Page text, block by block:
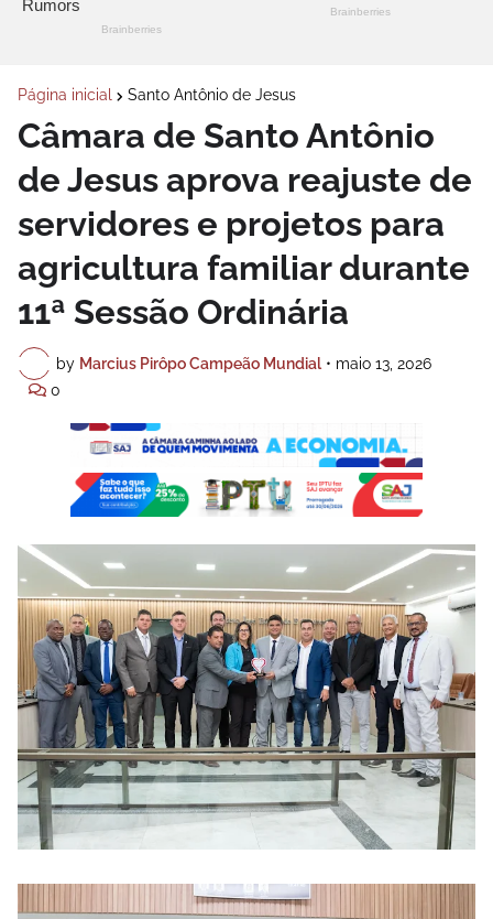
Página inicial Santo Antônio de Jesus
Câmara de Santo Antônio
de Jesus aprova reajuste de
servidores e projetos para
agricultura familiar durante
11ª Sessão Ordinária
by Marcius Pirôpo Campeão Mundial • maio 13, 2026
0